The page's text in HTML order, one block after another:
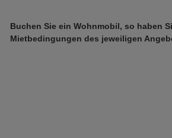
Buchen Sie ein Wohnmobil, so haben
Mietbedingungen des jeweiligen